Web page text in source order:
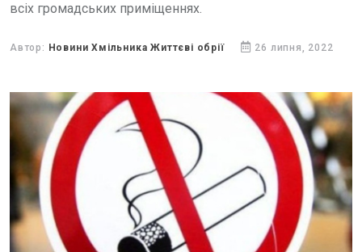
всіх громадських приміщеннях.
Автор: Новини Хмільника Життєві обрії 26 липня, 2022